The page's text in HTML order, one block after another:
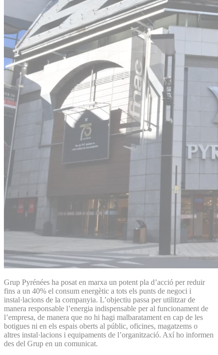
Grup Pyrénées ha posat en marxa un potent pla d’acció per reduir
fins a un 40% el consum energètic a tots els punts de negoci i
instal·lacions de la companyia. L’objectiu passa per utilitzar de
manera responsable l’energia indispensable per al funcionament de
l’empresa, de manera que no hi hagi malbaratament en cap de les
botigues ni en els espais oberts al públic, oficines, magatzems o
altres instal·lacions i equipaments de l’organització. Axí ho informen
des del Grup en un comunicat.